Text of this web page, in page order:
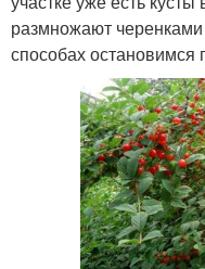
размножают
способах остановимся